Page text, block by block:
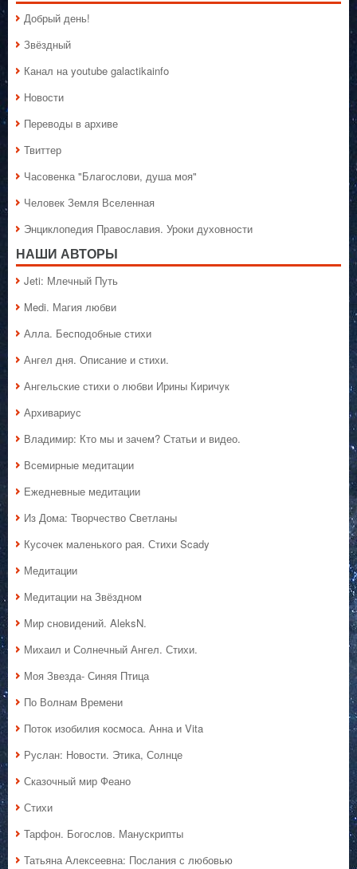
Добрый день!
Звёздный
Канал на youtube galactikainfo
Новости
Переводы в архиве
Твиттер
Часовенка "Благослови, душа моя"
Человек Земля Вселенная
Энциклопедия Православия. Уроки духовности
НАШИ АВТОРЫ
Jeti: Млечный Путь
Medi. Магия любви
Алла. Бесподобные стихи
Ангел дня. Описание и стихи.
Ангельские стихи о любви Ирины Киричук
Архивариус
Владимир: Кто мы и зачем? Статьи и видео.
Всемирные медитации
Ежедневные медитации
Из Дома: Творчество Светланы
Кусочек маленького рая. Стихи Scady
Медитации
Медитации на Звёздном
Мир сновидений. AleksN.
Михаил и Солнечный Ангел. Стихи.
Моя Звезда- Синяя Птица
По Волнам Времени
Поток изобилия космоса. Анна и Vita
Руслан: Новости. Этика, Солнце
Сказочный мир Феано
Стихи
Тарфон. Богослов. Манускрипты
Татьяна Алексеевна: Послания с любовью